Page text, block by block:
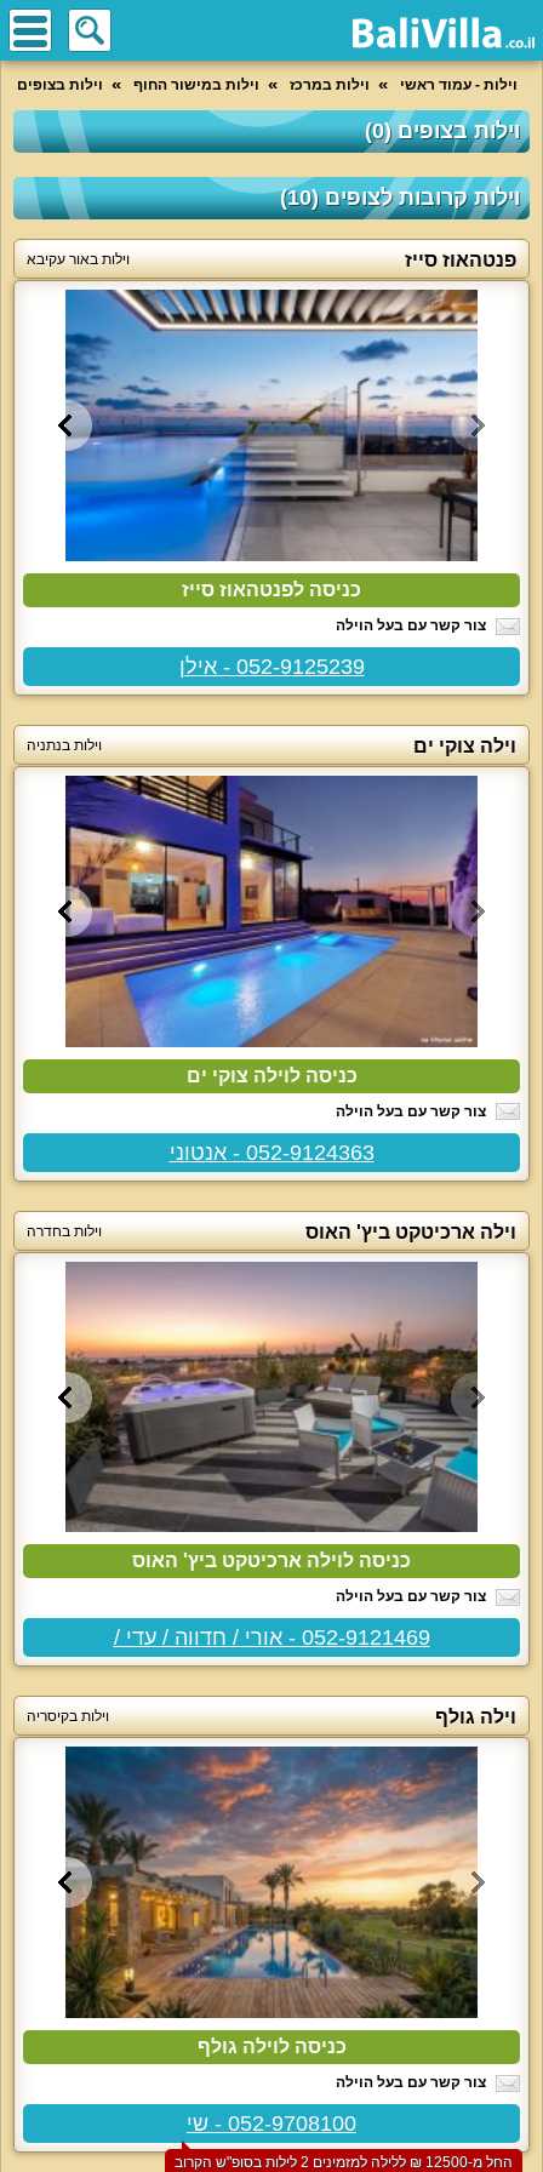
וילות - עמוד ראשי וילות במרכז וילות במישור החוף וילות בצופים
וילות בצופים (0)
וילות קרובות לצופים (10)
פנטהאוז סייז וילות באור עקיבא
כניסה לפנטהאוז סייז
צור קשר עם בעל הוילה
052-9125239 - אילן
וילה צוקי ים וילות בנתניה
כניסה לוילה צוקי ים
צור קשר עם בעל הוילה
052-9124363 - אנטוני
וילה ארכיטקט ביץ' האוס וילות בחדרה
כניסה לוילה ארכיטקט ביץ' האוס
צור קשר עם בעל הוילה
052-9121469 - אורי / חדווה / עדי /
וילה גולף וילות בקיסריה
כניסה לוילה גולף
צור קשר עם בעל הוילה
052-9708100 - שי
החל מ-‏12500 ₪ ללילה למזמינים 2 לילות בסופ"ש הקרוב